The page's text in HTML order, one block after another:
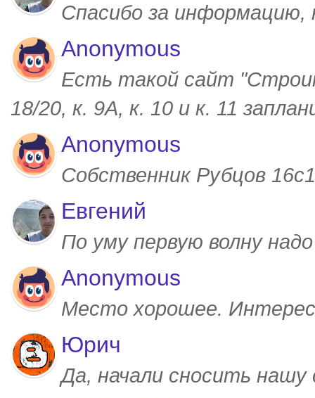
Спасибо за
Anonymous
Есть такой сайт
18/20, к. 9А, к. 10 и к. 11
Anonymous
Собственник Рубцов
Евгений
По уму первую волну
Anonymous
Место хорошее.
Юрич
Да, начали сносить